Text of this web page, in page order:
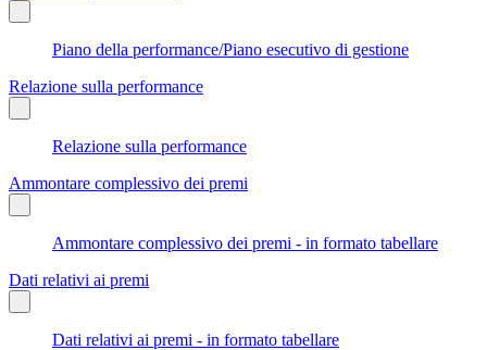
Piano della performance/Piano esecutivo di gestione
Relazione sulla performance
Relazione sulla performance
Ammontare complessivo dei premi
Ammontare complessivo dei premi - in formato tabellare
Dati relativi ai premi
Dati relativi ai premi - in formato tabellare